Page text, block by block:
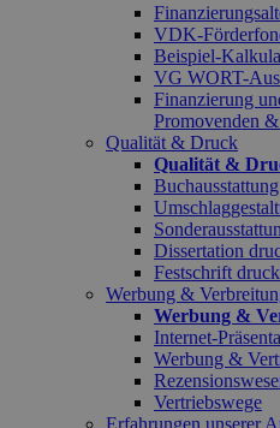
VDK-
Beispiel-
VG WORT-
Finanzierung
Promovenden
Qualität & Druck
Qualität &
Buchausstattung
Dissertation
Festschrift
Werbung &
Werbung &
Internet-
Werbung &
Vertriebswege
Erfahrungen unserer